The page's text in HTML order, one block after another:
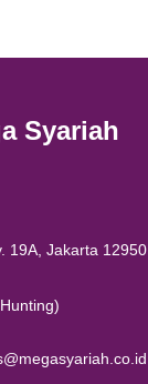
Syariah
19A, Jakarta 12950